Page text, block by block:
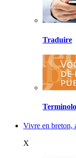
Traduire
Vivre en breton,
X